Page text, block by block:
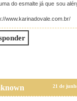
do esmalte já que sou
www.karinadovale.com.br/
21 de